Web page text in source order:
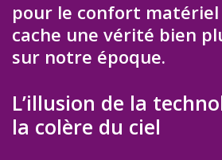
pour le confort
cache une vérité bien
sur notre époque.
L’illusion de la
la colère du ciel